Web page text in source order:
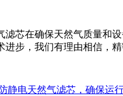
滤芯在确保天然气质量和
进步，我们有理由相信，
静电天然气滤芯，确保运